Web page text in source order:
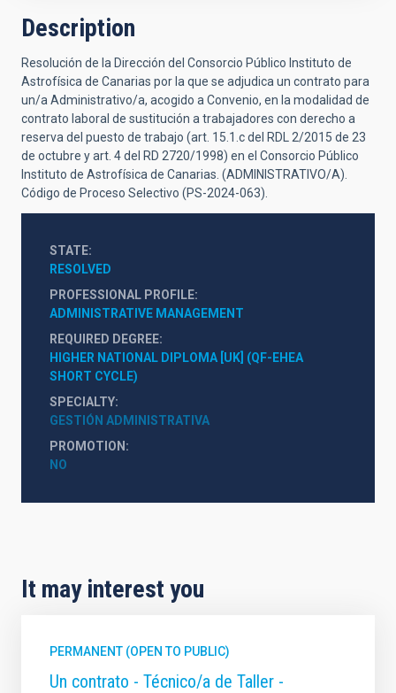
Description
Resolución de la Dirección del Consorcio Público Instituto de
Astrofísica de Canarias por la que se adjudica un contrato para
un/a Administrativo/a, acogido a Convenio, en la modalidad de
contrato laboral de sustitución a trabajadores con derecho a
reserva del puesto de trabajo (art. 15.1.c del RDL 2/2015 de 23
de octubre y art. 4 del RD 2720/1998) en el Consorcio Público
Instituto de Astrofísica de Canarias. (ADMINISTRATIVO/A).
Código de Proceso Selectivo (PS-2024-063).
STATE
RESOLVED
PROFESSIONAL PROFILE
ADMINISTRATIVE MANAGEMENT
REQUIRED DEGREE
HIGHER NATIONAL DIPLOMA [UK] (QF-EHEA
SHORT CYCLE)
SPECIALTY
GESTIÓN ADMINISTRATIVA
PROMOTION
NO
It may interest you
PERMANENT (OPEN TO PUBLIC)
Un contrato - Técnico/a de Taller -